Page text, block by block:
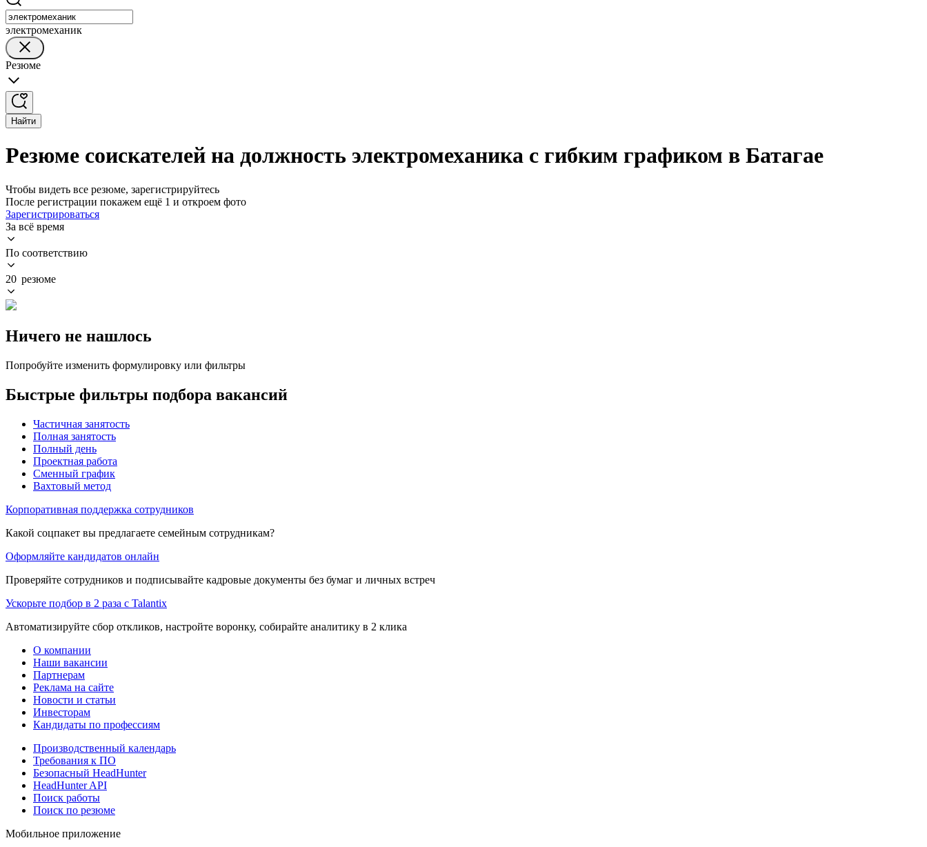
электромеханик
Резюме
Найти
Резюме соискателей на должность электромеханика с гибким графиком в Батагае
Чтобы видеть все резюме, зарегистрируйтесь
После регистрации покажем ещё 1 и откроем фото
Зарегистрироваться
За всё время
По соответствию
20 резюме
Ничего не нашлось
Попробуйте изменить формулировку или фильтры
Быстрые фильтры подбора вакансий
Частичная занятость
Полная занятость
Полный день
Проектная работа
Сменный график
Вахтовый метод
Корпоративная поддержка сотрудников
Какой соцпакет вы предлагаете семейным сотрудникам?
Оформляйте кандидатов онлайн
Проверяйте сотрудников и подписывайте кадровые документы без бумаг и личных встреч
Ускорьте подбор в 2 раза с Talantix
Автоматизируйте сбор откликов, настройте воронку, собирайте аналитику в 2 клика
О компании
Наши вакансии
Партнерам
Реклама на сайте
Новости и статьи
Инвесторам
Кандидаты по профессиям
Производственный календарь
Требования к ПО
Безопасный HeadHunter
HeadHunter API
Поиск работы
Поиск по резюме
Мобильное приложение